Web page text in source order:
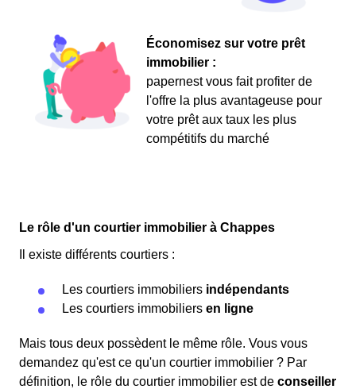
Économisez sur votre prêt
immobilier :
papernest vous fait profiter de
l'offre la plus avantageuse pour
votre prêt aux taux les plus
compétitifs du marché
Le rôle d'un courtier immobilier à Chappes
Il existe différents courtiers :
Les courtiers immobiliers indépendants
Les courtiers immobiliers en ligne
Mais tous deux possèdent le même rôle. Vous vous
demandez qu'est ce qu'un courtier immobilier ? Par
définition, le rôle du courtier immobilier est de conseiller